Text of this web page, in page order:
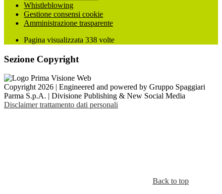
Whistleblowing
Gestione consensi cookie
Amministrazione trasparente
Pagina visualizzata 338 volte
Sezione Copyright
Copyright 2026 | Engineered and powered by Gruppo Spaggiari
Parma S.p.A. | Divisione Publishing & New Social Media
Disclaimer trattamento dati personali
Back to top